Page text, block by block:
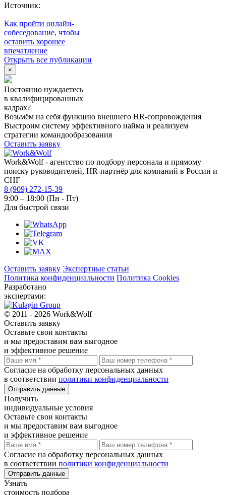
Источник:
Как пройти онлайн-
собеседование, чтобы
оставить хорошее
впечатление
Открыть все публикации
×
Постоянно нуждаетесь
в квалифицированных
кадрах?
Возьмём на себя функцию внешнего HR-сопровождения
Выстроим систему эффективного найма и реализуем
стратегии командообразования
Оставить заявку
Work&Wolf - агентство по подбору персонала и прямому
поиску руководителей, HR-партнёр для компаний в России и
СНГ
8 (909) 272-15-39
9:00 – 18:00 (Пн - Пт)
Для быстрой связи
Оставить заявку Экспертные статьи
Политика конфиденциальности Политика Cookies
Разработано
экспертами:
© 2011 - 2026 Work&Wolf
Оставить заявку
Оставьте свои контакты
и мы предоставим вам выгодное
и эффективное решение
Согласие на обработку персональных данных
в соответствии политики конфиденциальности
Отправить данные
Получить
индивидуальные условия
Оставьте свои контакты
и мы предоставим вам выгодное
и эффективное решение
Согласие на обработку персональных данных
в соответствии политики конфиденциальности
Отправить данные
Узнать
стоимость подбора